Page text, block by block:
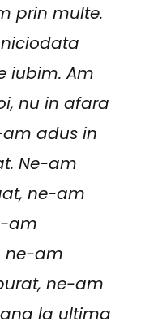
prin multe.
iubim. Am
nu in afara
adus in
Ne-am
ne-am
am
ne-am
ne-am
la ultima